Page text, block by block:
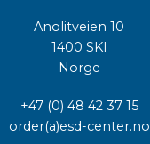
Anolitveien 10
1400 SKI
Norge
+47 (0) 48 42 37 15
order(a)esd-center.no